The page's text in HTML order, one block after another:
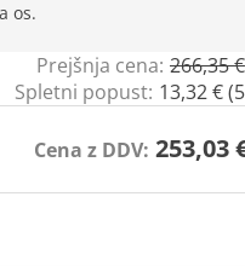
os.
Prejšnja cena: 266,35 €
Spletni popust: 13,32 €
Cena z DDV: 253,03